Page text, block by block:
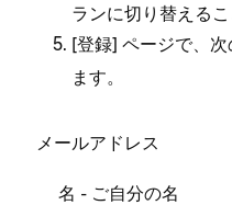
ランに切り替えるこ
[⁠登録⁠] ペ⁠ージで⁠、
ます⁠。
メ⁠ールアドレス
名 - ご自分の名